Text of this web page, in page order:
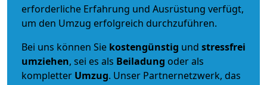
erforderliche Erfahrung und Ausrüstung verfügt,
um den Umzug erfolgreich durchzuführen.
Bei uns können Sie kostengünstig und stressfrei
umziehen, sei es als Beiladung oder als
kompletter Umzug. Unser Partnernetzwerk, das